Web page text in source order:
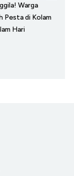
Warga
Pesta di Kolam
Hari